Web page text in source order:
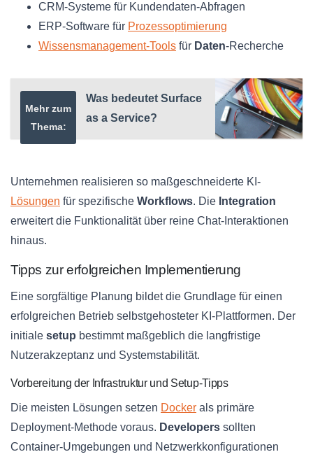
CRM-Systeme für Kundendaten-Abfragen
ERP-Software für Prozessoptimierung
Wissensmanagement-Tools für Daten-Recherche
Mehr zum
Thema:
Was bedeutet Surface
as a Service?
Unternehmen realisieren so maßgeschneiderte KI-
Lösungen für spezifische Workflows. Die Integration
erweitert die Funktionalität über reine Chat-Interaktionen
hinaus.
Tipps zur erfolgreichen Implementierung
Eine sorgfältige Planung bildet die Grundlage für einen
erfolgreichen Betrieb selbstgehosteter KI-Plattformen. Der
initiale setup bestimmt maßgeblich die langfristige
Nutzerakzeptanz und Systemstabilität.
Vorbereitung der Infrastruktur und Setup-Tipps
Die meisten Lösungen setzen Docker als primäre
Deployment-Methode voraus. Developers sollten
Container-Umgebungen und Netzwerkkonfigurationen